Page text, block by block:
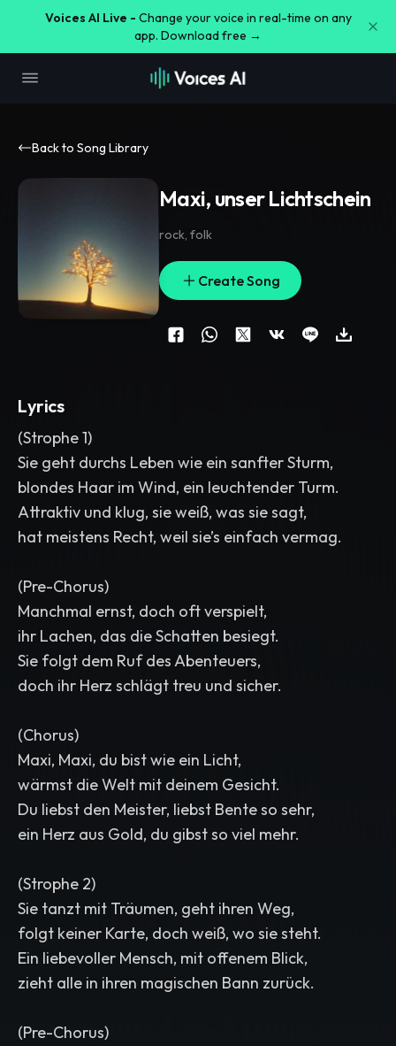
Voices AI Live - Change your voice in real-time on any
app. Download free →
Back to Song Library
Maxi, unser Lichtschein
rock, folk
Create Song
Lyrics
(Strophe 1)
Sie geht durchs Leben wie ein sanfter Sturm,
blondes Haar im Wind, ein leuchtender Turm.
Attraktiv und klug, sie weiß, was sie sagt,
hat meistens Recht, weil sie’s einfach vermag.
(Pre-Chorus)
Manchmal ernst, doch oft verspielt,
ihr Lachen, das die Schatten besiegt.
Sie folgt dem Ruf des Abenteuers,
doch ihr Herz schlägt treu und sicher.
(Chorus)
Maxi, Maxi, du bist wie ein Licht,
wärmst die Welt mit deinem Gesicht.
Du liebst den Meister, liebst Bente so sehr,
ein Herz aus Gold, du gibst so viel mehr.
(Strophe 2)
Sie tanzt mit Träumen, geht ihren Weg,
folgt keiner Karte, doch weiß, wo sie steht.
Ein liebevoller Mensch, mit offenem Blick,
zieht alle in ihren magischen Bann zurück.
(Pre-Chorus)